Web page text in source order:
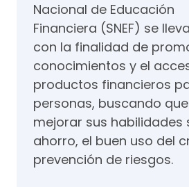
Nacional de Educación
Financiera (SNEF) se
con la finalidad de
conocimientos y el
productos financieros
personas, buscando
mejorar sus habilidades
ahorro, el buen uso del
prevención de riesgos.